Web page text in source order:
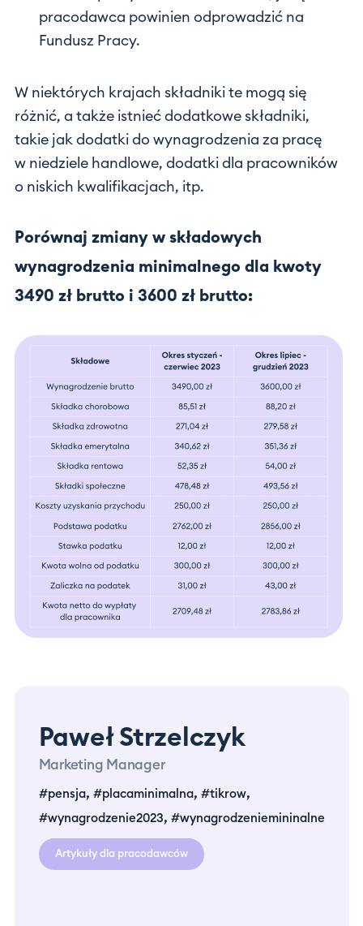
pracodawca powinien odprowadzić na
Fundusz Pracy.
W niektórych krajach składniki te mogą się
różnić, a także istnieć dodatkowe składniki,
takie jak dodatki do wynagrodzenia za pracę
w niedziele handlowe, dodatki dla pracowników
o niskich kwalifikacjach, itp.
Porównaj zmiany w składowych
wynagrodzenia minimalnego dla kwoty
3490 zł brutto i 3600 zł brutto:
Paweł Strzelczyk
Marketing Manager
#pensja, #placaminimalna, #tikrow,
#wynagrodzenie2023, #wynagrodzeniemininalne
Artykuły dla pracodawców